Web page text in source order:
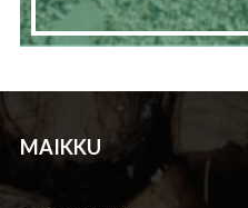
MAIKKU